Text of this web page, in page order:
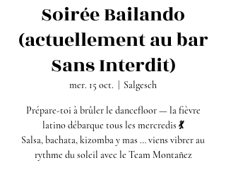
Soirée Bailando
(actuellement au bar
Sans Interdit)
mer. 15 oct. Salgesch
Prépare-toi à brûler le dancefloor — la fièvre
latino débarque tous les mercredis 💃
Salsa, bachata, kizomba y mas … viens vibrer au
rythme du soleil avec le Team Montañez